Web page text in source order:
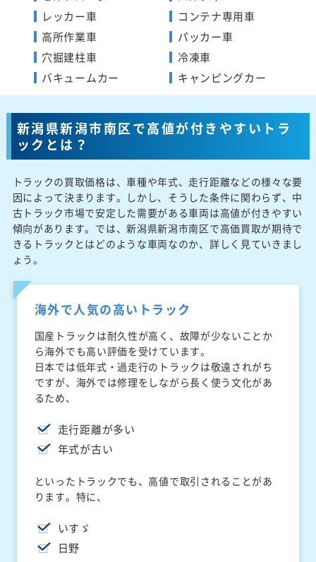
レッカー車
高所作業車
穴掘建柱車
バキュームカー
コンテナ専用車
パッカー車
冷凍車
キャンピングカー
新潟県新潟市南区で高値が付きやすいトラ
ックとは？
トラックの買取価格は、車種や年式、走行距離などの様々な要
因によって決まります。しかし、そうした条件に関わらず、中
古トラック市場で安定した需要がある車両は高値が付きやすい
傾向があります。では、新潟県新潟市南区で高価買取が期待で
きるトラックとはどのような車両なのか、詳しく見ていきまし
ょう。
海外で人気の高いトラック
国産トラックは耐久性が高く、故障が少ないことか
ら海外でも高い評価を受けています。
日本では低年式・過走行のトラックは敬遠されがち
ですが、海外では修理をしながら長く使う文化があ
るため、
走行距離が多い
年式が古い
といったトラックでも、高値で取引されることがあ
ります。特に、
いすゞ
日野